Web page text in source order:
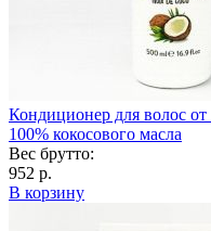
Кондиционер для волос
100% кокосового масла
Вес брутто:
952 р.
В корзину